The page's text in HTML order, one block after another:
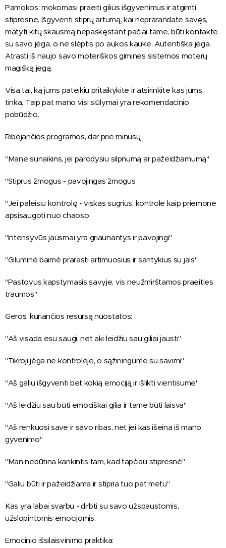
Pamokos: mokomasi praeiti gilius išgyvenimus ir atgimti
stipresne. Išgyventi stiprų artumą, kai neprarandate savęs,
matyti kitų skausmą nepaskęstant pačiai tame, būti kontakte
su savo jėga, o ne slėptis po aukos kauke. Autentiška jėga.
Atrasti iš naujo savo moteriškos giminės sistemos moterų
magišką jėgą.
Visa tai, ką jums pateikiu pritaikykite ir atsirinkite kas jums
tinka. Taip pat mano visi siūlymai yra rekomendacinio
pobūdžio.
Ribojančios programos, dar prie minusų.
"Mane sunaikins, jei parodysiu silpnumą ar pažeidžiamumą"
"Stiprus žmogus - pavojingas žmogus
"Jei paleisiu kontrolę - viskas sugrius, kontrolė kaip priemonė
apsisaugoti nuo chaoso
"Intensyvūs jausmai yra griaunantys ir pavojingi"
"Giluminė baimė prarasti artimuosius ir santykius su jais"
"Pastovus kapstymasis savyje, vis neužmirštamos praeities
traumos"
Geros, kuriančios resursą nuostatos:
"Aš visada esu saugi, net aki leidžiu sau giliai jausti"
"Tikroji jėga ne kontrolėje, o sąžiningume su savimi"
"Aš galiu išgyventi bet kokią emociją ir išlikti vientisume"
"Aš leidžiu sau būti emociškai gilia ir tame būti laisva"
"Aš renkuosi save ir savo ribas, net jei kas išeina iš mano
gyvenimo"
"Man nebūtina kankintis tam, kad tapčiau stipresnė"
"Galiu būti ir pažeidžiama ir stipria tuo pat metu"
Kas yra labai svarbu - dirbti su savo užspaustomis,
užslopintomis emocijomis.
Emocinio išsilaisvinimo praktika: